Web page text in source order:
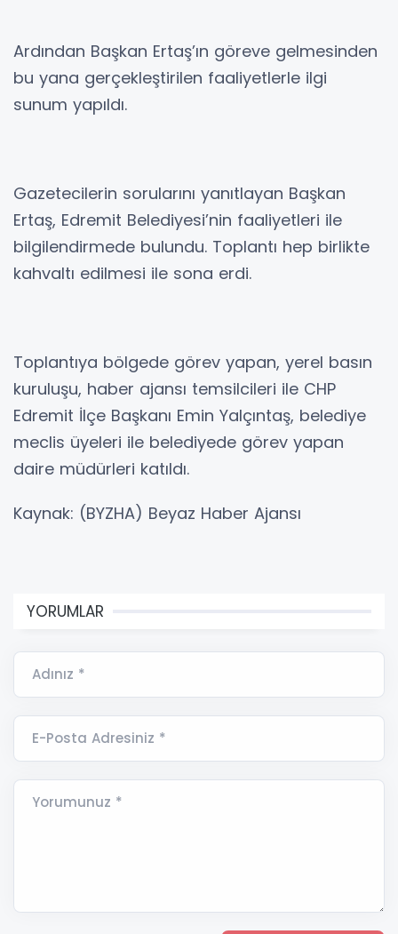
Ardından Başkan Ertaş’ın göreve gelmesinden
bu yana gerçekleştirilen faaliyetlerle ilgi
sunum yapıldı.
Gazetecilerin sorularını yanıtlayan Başkan
Ertaş, Edremit Belediyesi’nin faaliyetleri ile
bilgilendirmede bulundu. Toplantı hep birlikte
kahvaltı edilmesi ile sona erdi.
Toplantıya bölgede görev yapan, yerel basın
kuruluşu, haber ajansı temsilcileri ile CHP
Edremit İlçe Başkanı Emin Yalçıntaş, belediye
meclis üyeleri ile belediyede görev yapan
daire müdürleri katıldı.
Kaynak: (BYZHA) Beyaz Haber Ajansı
YORUMLAR
Adınız *
E-Posta Adresiniz *
Yorumunuz *